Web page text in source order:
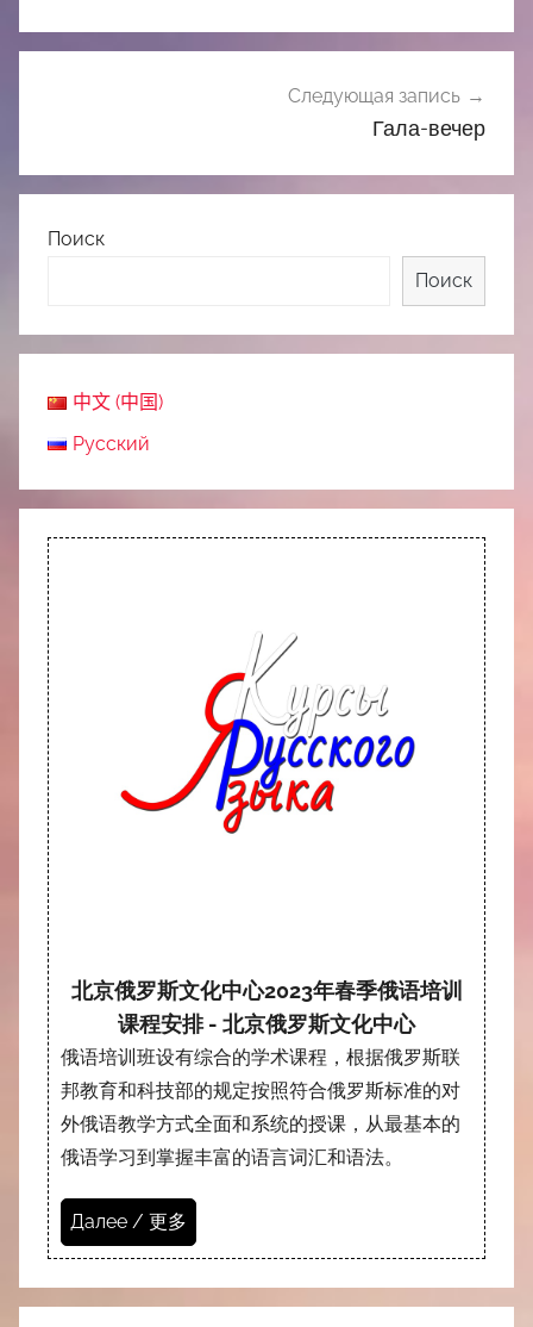
Следующая запись
Гала-вечер
Поиск
Поиск
中文 (中国)
Русский
北京俄罗斯文化中心2023年春季俄语培训
课程安排 - 北京俄罗斯文化中心
俄语培训班设有综合的学术课程，根据俄罗斯联
邦教育和科技部的规定按照符合俄罗斯标准的对
外俄语教学方式全面和系统的授课，从最基本的
俄语学习到掌握丰富的语言词汇和语法。
Далее / 更多